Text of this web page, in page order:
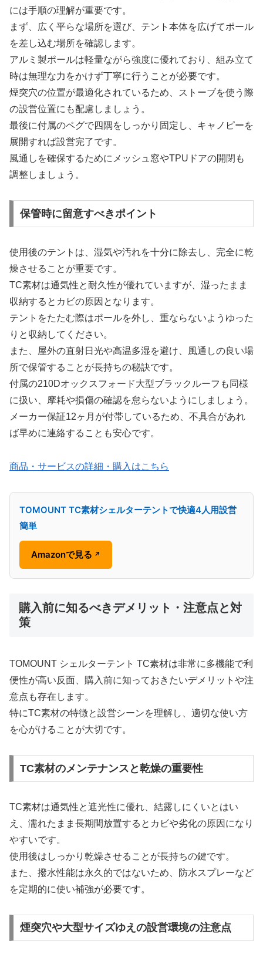
には手順の理解が重要です。
まず、広く平らな場所を選び、テント本体を広げてポール
を差し込む場所を確認します。
アルミ製ポールは軽量ながら強度に優れており、組み立て
時は無理な力をかけず丁寧に行うことが必要です。
煙突穴の位置が最適化されているため、ストーブを使う際
の設営位置にも配慮しましょう。
最後に付属のペグで四隅をしっかり固定し、キャノピーを
展開すれば設営完了です。
風通しを確保するためにメッシュ窓やTPUドアの開閉も
調整しましょう。
保管時に留意すべきポイント
使用後のテントは、湿気や汚れを十分に除去し、完全に乾
燥させることが重要です。
TC素材は通気性と耐久性が優れていますが、湿ったまま
収納するとカビの原因となります。
テントをたたむ際はポールを外し、重ならないようゆった
りと収納してください。
また、屋外の直射日光や高温多湿を避け、風通しの良い場
所で保管することが長持ちの秘訣です。
付属の210Dオックスフォード大型ブラックルーフも同様
に扱い、摩耗や損傷の確認を怠らないようにしましょう。
メーカー保証12ヶ月が付帯しているため、不具合があれ
ば早めに連絡することも安心です。
商品・サービスの詳細・購入はこちら
TOMOUNT TC素材シェルターテントで快適4人用設営
簡単
Amazonで見る ↗
購入前に知るべきデメリット・注意点と対
策
TOMOUNT シェルターテント TC素材は非常に多機能で利
便性が高い反面、購入前に知っておきたいデメリットや注
意点も存在します。
特にTC素材の特徴と設営シーンを理解し、適切な使い方
を心がけることが大切です。
TC素材のメンテナンスと乾燥の重要性
TC素材は通気性と遮光性に優れ、結露しにくいとはい
え、濡れたまま長期間放置するとカビや劣化の原因になり
やすいです。
使用後はしっかり乾燥させることが長持ちの鍵です。
また、撥水性能は永久的ではないため、防水スプレーなど
を定期的に使い補強が必要です。
煙突穴や大型サイズゆえの設営環境の注意点